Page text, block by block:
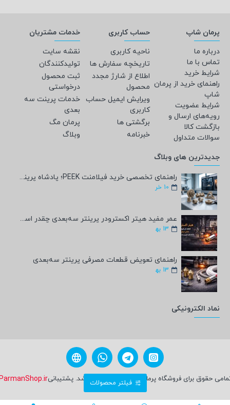
پرمان شاپ
درباره ما
تماس با ما
شرایط خرید
راهنمای خرید از پرمان
شاپ
شرایط عضویت
رویه‌های ارسال و
بازگشت کالا
سوالات متداول
حساب کاربری
ناحیه کاربری
تاریخچه سفارش ها
اطلاع از شارژ مجدد
محصول
ویرایش ایمیل حساب
کاربری
برگشتی ها
خبرنامه
خدمات مشتریان
نقشه سایت
تولیدکنندگان
ثبت محصول
درخواستی
خدمات پرینت سه
بعدی
پرمان مگ
وبلاگ
جدیدترین های وبلاگ
راهنمای تخصصی خرید فیلامنت PEEK؛ پادشاه پرینت سه‌بعدی صنعتی و پزشکی + مشخصات فنی
10 خر
عمر مفید هیتر اکسترودر پرینتر سه‌بعدی چقدر است؟
13 به‍
راهنمای تعویض قطعات مصرفی پرینتر سه‌بعدی
13 به‍
نماد الکترونیکی
حقوق برای فروشگاه پرمان شاپ محفوظ می باشد. پشتیبانی
فیلتر محصولات